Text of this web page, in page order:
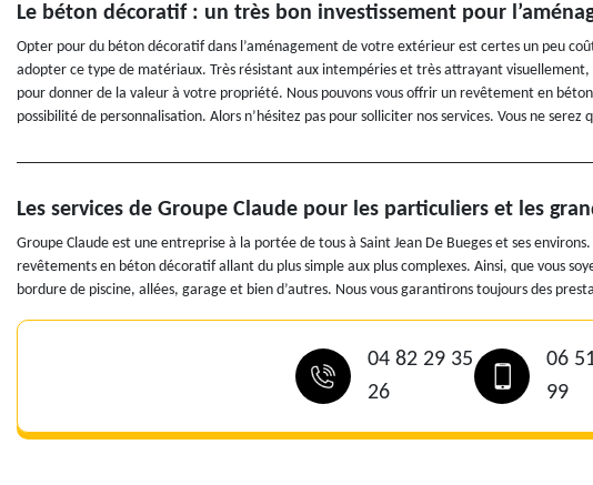
Le béton décoratif : un très bon investissement pour
Opter pour du béton décoratif dans l’aménagement de votre extérieur est certes un peu
adopter ce type de matériaux. Très résistant aux intempéries et très attrayant
pour donner de la valeur à votre propriété. Nous pouvons vous offrir un revêtement en
possibilité de personnalisation. Alors n’hésitez pas pour solliciter nos services. Vous ne
Les services de Groupe Claude pour les particuliers et les
Groupe Claude est une entreprise à la portée de tous à Saint Jean De Bueges et ses
revêtements en béton décoratif allant du plus simple aux plus complexes. Ainsi, que vous
bordure de piscine, allées, garage et bien d’autres. Nous vous garantirons toujours des
04 82 29 35
26
06
99